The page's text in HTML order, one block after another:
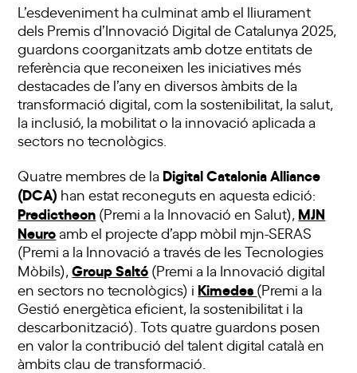
L’esdeveniment ha culminat amb el lliurament
dels Premis d’Innovació Digital de Catalunya 2025,
guardons coorganitzats amb dotze entitats de
referència que reconeixen les iniciatives més
destacades de l’any en diversos àmbits de la
transformació digital, com la sostenibilitat, la salut,
la inclusió, la mobilitat o la innovació aplicada a
sectors no tecnològics.
Quatre membres de la Digital Catalonia Alliance
(DCA) han estat reconeguts en aquesta edició:
Predictheon (Premi a la Innovació en Salut), MJN
Neuroamb el projecte d’app mòbil mjn-SERAS
(Premi a la Innovació a través de les Tecnologies
Mòbils),Group Saltó (Premi a la Innovació digital
en sectors no tecnològics) i Kimedes (Premi a la
Gestió energètica eficient, la sostenibilitat i la
descarbonització). Tots quatre guardons posen
en valor la contribució del talent digital català en
àmbits clau de transformació.